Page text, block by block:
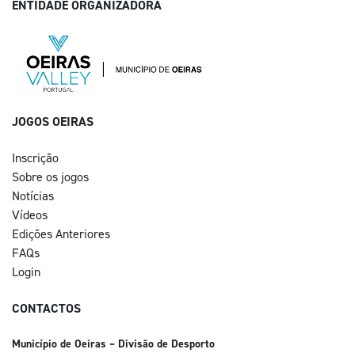
ENTIDADE ORGANIZADORA
JOGOS OEIRAS
Inscrição
Sobre os jogos
Notícias
Vídeos
Edições Anteriores
FAQs
Login
CONTACTOS
Município de Oeiras – Divisão de Desporto